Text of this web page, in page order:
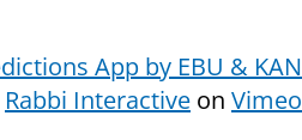
App by EBU & KAN
Rabbi Interactive on Vimeo